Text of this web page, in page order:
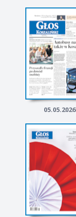
05.05.2026